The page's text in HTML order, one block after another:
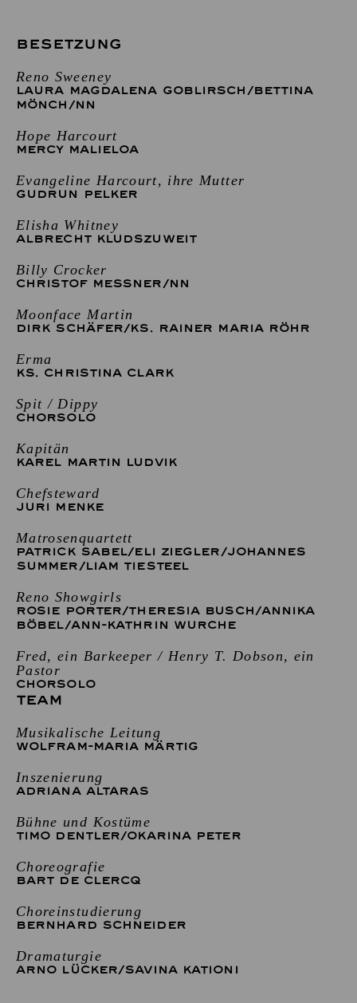
BESETZUNG
Reno Sweeney
LAURA MAGDALENA GOBLIRSCH /BETTINA
MÖNCH /NN
Hope Harcourt
MERCY MALIELOA
Evangeline Harcourt, ihre Mutter
GUDRUN PELKER
Elisha Whitney
ALBRECHT KLUDSZUWEIT
Billy Crocker
CHRISTOF MESSNER/NN
Moonface Martin
DIRK SCHÄFER/KS. RAINER MARIA RÖHR
Erma
KS. CHRISTINA CLARK
Spit / Dippy
CHORSOLO
Kapitän
KAREL MARTIN LUDVIK
Chefsteward
JURI MENKE
Matrosenquartett
PATRICK SABEL/ELI ZIEGLER/JOHANNES
SUMMER/LIAM TIESTEEL
Reno Showgirls
ROSIE PORTER/THERESIA BUSCH/ANNIKA
BÖBEL/ANN-KATHRIN WURCHE
Fred, ein Barkeeper / Henry T. Dobson, ein
Pastor
CHORSOLO
TEAM
Musikalische Leitung
WOLFRAM-MARIA MÄRTIG
Inszenierung
ADRIANA ALTARAS
Bühne und Kostüme
TIMO DENTLER/OKARINA PETER
Choreografie
BART DE CLERCQ
Choreinstudierung
BERNHARD SCHNEIDER
Dramaturgie
ARNO LÜCKER/SAVINA KATIONI